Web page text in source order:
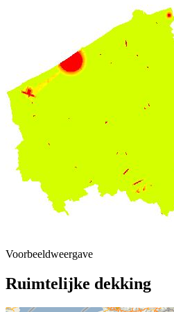
Voorbeeldweergave
Ruimtelijke dekking